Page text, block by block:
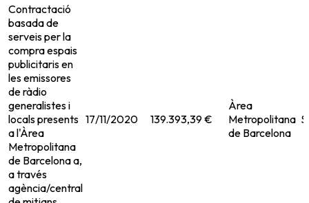
Contractació
basada de
serveis per la
compra espais
publicitaris en
les emissores
de ràdio
generalistes i
locals presents
a l'Àrea
Metropolitana
de Barcelona a,
a través
agència/central
17/11/2020 139.393,39 €
Àrea
Metropolitana
de Barcelona